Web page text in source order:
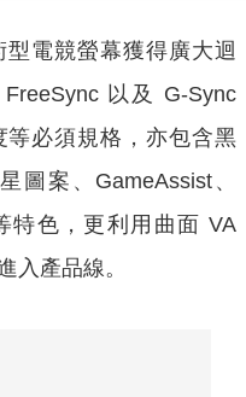
型電競螢幕獲得廣大迴
以及 G-Sync
等必須規格，亦包含黑
圖案、GameAssist、
特色，更利用曲面 VA
入產品線。